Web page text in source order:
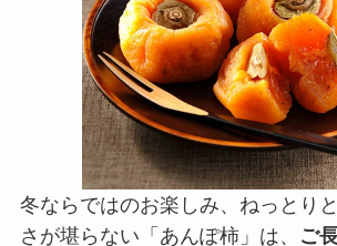
冬ならではのお楽しみ、ねっとり
さが堪らない「あんぽ柿」は、
ご